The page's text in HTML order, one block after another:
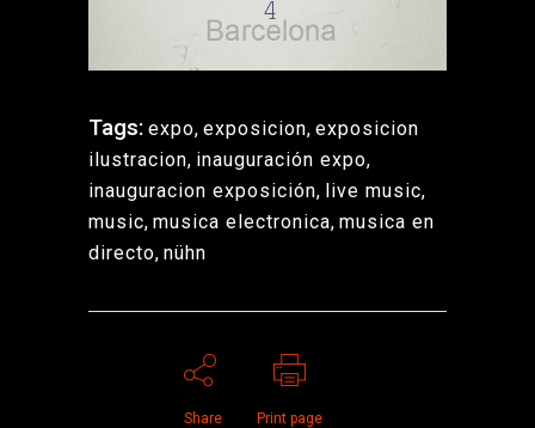
Tags: expo, exposicion, exposicion
ilustracion, inauguración expo,
inauguracion exposición, live music,
music, musica electronica, musica en
directo, nühn
Share Print page